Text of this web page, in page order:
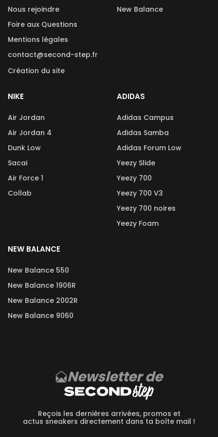
Nous rejoindre
Foire aux Questions
Mentions légales
contact@second-step.fr
Création du site
New Balance
NIKE
Air Jordan
Air Jordan 4
Dunk Low
Sacai
Air Force 1
Collab
ADIDAS
Adidas Campus
Adidas Samba
Adidas Forum Low
Yeezy Slide
Yeezy 700
Yeezy 700 V3
Yeezy 700 noires
Yeezy Foam
NEW BALANCE
New Balance 550
New Balance 1906R
New Balance 2002R
New Balance 9060
Newsletter de
Reçois les dernières arrivées, promos et
actus sneakers directement dans ta boîte mail !